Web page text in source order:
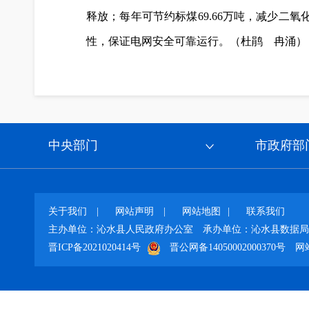
释放；每年可节约标煤69.66万吨，减少二氧
性，保证电网安全可靠运行。（杜鹃 冉涌）
中央部门 市政府部
关于我们 网站声明 网站地图
联系我们
主办单位：沁水县人民政府办公室
承办单位：沁水县数据局
晋ICP备2021020414号
晋公网备14050002000370号 网